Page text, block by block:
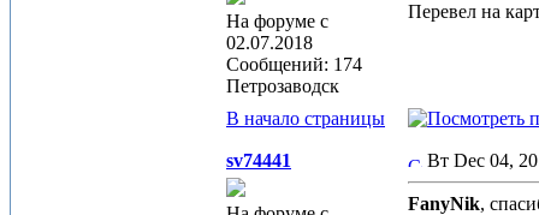
На форуме с
02.07.2018
Сообщений: 174
Петрозаводск
Перевел на
В начало страницы
sv74441 Вт Dec 04,
FanyNik,